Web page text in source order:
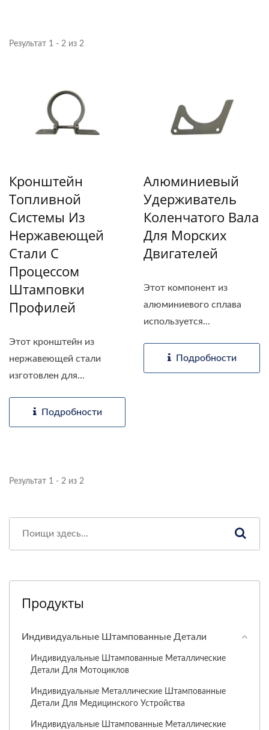
Результат 1 - 2 из 2
Кронштейн
Топливной
Системы Из
Нержавеющей
Стали С
Процессом
Штамповки
Профилей
Этот кронштейн из
нержавеющей стали
изготовлен для...
Подробности
Алюминиевый
Удерживатель
Коленчатого Вала
Для Морских
Двигателей
Этот компонент из
алюминиевого сплава
используется...
Подробности
Результат 1 - 2 из 2
Продукты
Индивидуальные Штампованные Детали
Индивидуальные Штампованные Металлические
Детали Для Мотоциклов
Индивидуальные Металлические Штампованные
Детали Для Медицинского Устройства
Индивидуальные Штампованные Металлические